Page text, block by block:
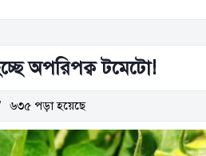
অপরিপক্ব টমেটো!
৬৩৫ পড়া হয়েছে